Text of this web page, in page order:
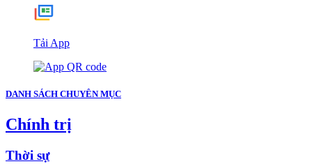
Tải App
DANH SÁCH CHUYÊN MỤC
Chính trị
Thời sự